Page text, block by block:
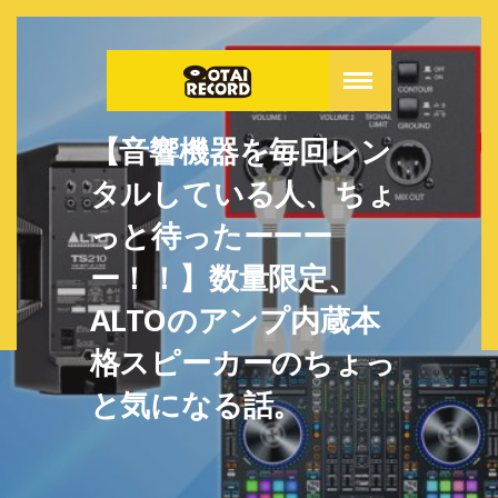
【音響機器を毎回レン
タルしている人、ちょ
っと待ったーーー
ー！！】数量限定、
ALTOのアンプ内蔵本
格スピーカーのちょっ
と気になる話。